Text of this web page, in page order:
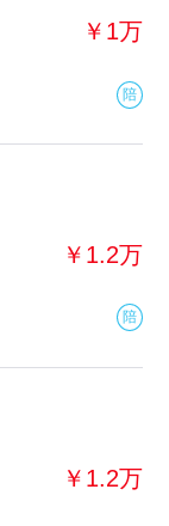
￥1万
陪
￥1.2万
陪
￥1.2万